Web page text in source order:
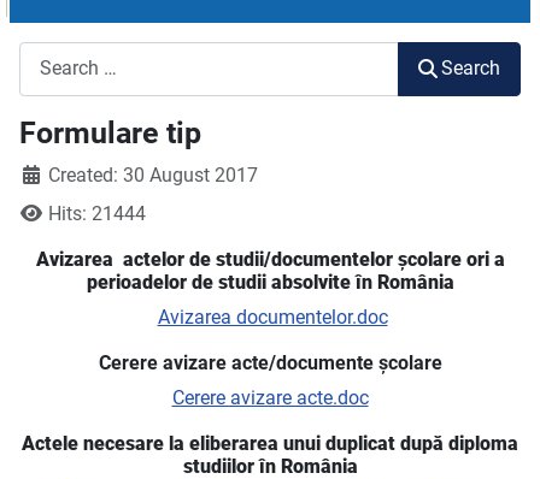
Search
Formulare tip
Created: 30 August 2017
Hits: 21444
Avizarea actelor de studii/documentelor școlare ori a
perioadelor de studii absolvite în România
Avizarea documentelor.doc
Cerere avizare acte/documente școlare
Cerere avizare acte.doc
Actele necesare la eliberarea unui duplicat după diploma
studiilor în România